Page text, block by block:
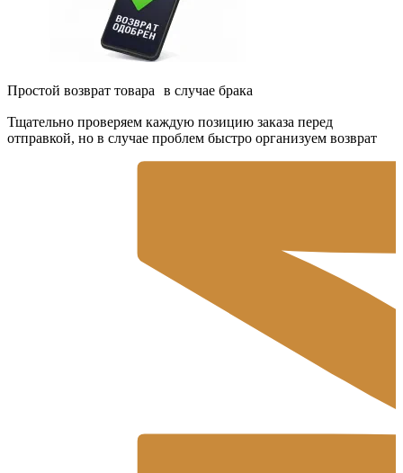
Простой возврат товара в случае брака
Тщательно проверяем каждую позицию заказа перед
отправкой, но в случае проблем быстро организуем возврат